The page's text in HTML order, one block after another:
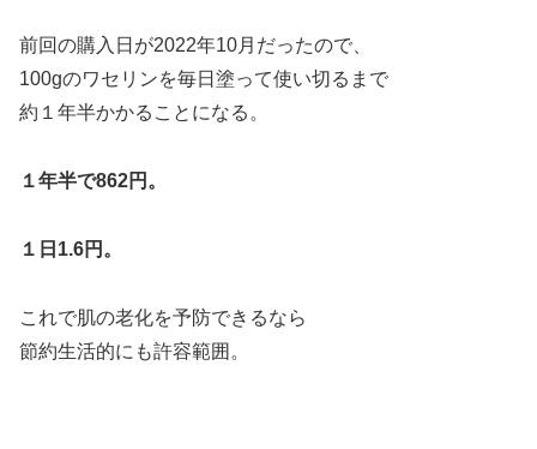
前回の購入日が2022年10月だったので、
100gのワセリンを毎日塗って使い切るまで
約１年半かかることになる。
１年半で862円。
１日1.6円。
これで肌の老化を予防できるなら
節約生活的にも許容範囲。